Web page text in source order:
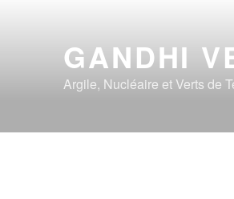
GANDHI
Argile, Nucléaire et Verts de